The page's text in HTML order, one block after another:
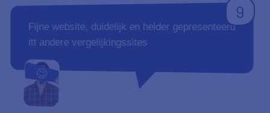
9
Fijne website, duidelijk en helder gepresenteerd
itt andere vergelijkingssites